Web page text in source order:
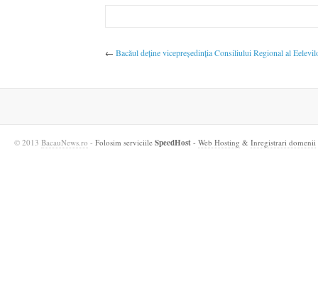
← Bacăul deţine vicepreşedinţia Consiliului Regional al
© 2013 BacauNews.ro - Folosim serviciile SpeedHost - Web Hosting & Inregistrari domenii